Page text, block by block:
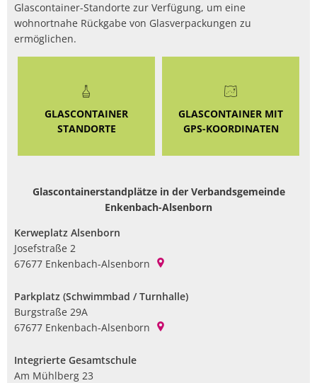
Glascontainer-Standorte zur Verfügung, um eine
wohnortnahe Rückgabe von Glasverpackungen zu
ermöglichen.
GLASCONTAINER
STANDORTE
GLASCONTAINER MIT
GPS-KOORDINATEN
Glascontainerstandplätze in der Verbandsgemeinde
Enkenbach-Alsenborn
Kerweplatz Alsenborn
Josefstraße 2
67677 Enkenbach-Alsenborn
Parkplatz (Schwimmbad / Turnhalle)
Burgstraße 29A
67677 Enkenbach-Alsenborn
Integrierte Gesamtschule
Am Mühlberg 23